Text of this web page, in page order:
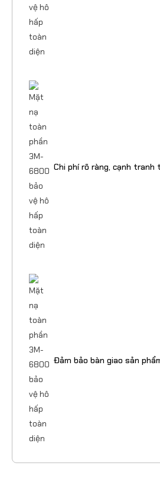
Chi phí rõ ràng, cạnh tranh
Đảm bảo bàn giao sản